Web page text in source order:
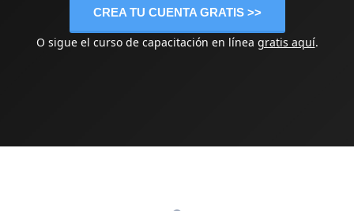
CREA TU CUENTA GRATIS >>
O sigue el curso de capacitación en línea gratis aquí.